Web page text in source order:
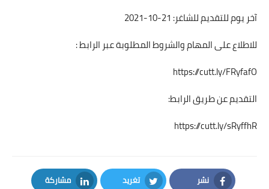
آخر يوم للتقديم للشاغر: 21-10-2021
للاطلاع على المهام والشروط المطلوبة عبر الرابط :
https://cutt.ly/FRyfafO
التقديم عن طريق الرابط:
https://cutt.ly/sRyffhR
نشر تغريد مشاركة